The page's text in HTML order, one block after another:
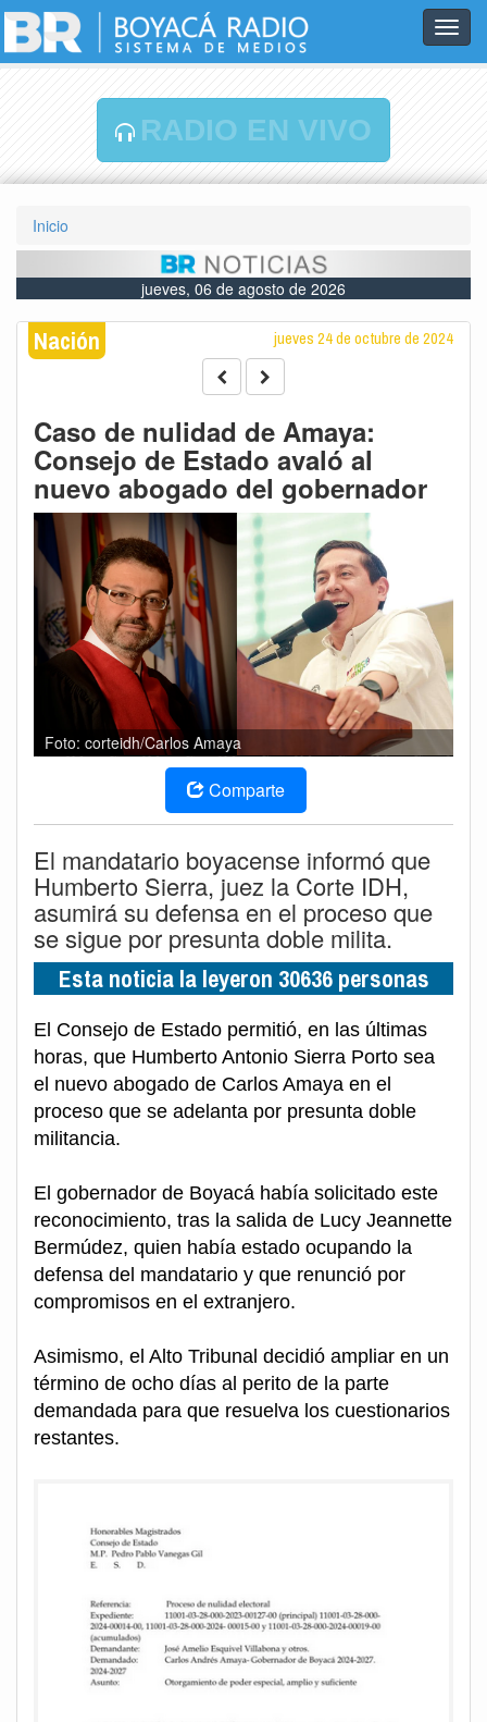
RADIO EN VIVO
Inicio
jueves, 06 de agosto de 2026
Nación jueves 24 de octubre de 2024
Caso de nulidad de Amaya:
Consejo de Estado avaló al
nuevo abogado del gobernador
Foto: corteidh/Carlos Amaya
Comparte
El mandatario boyacense informó que
Humberto Sierra, juez la Corte IDH,
asumirá su defensa en el proceso que
se sigue por presunta doble milita.
Esta noticia la leyeron 30636 personas
El Consejo de Estado permitió, en las últimas
horas, que Humberto Antonio Sierra Porto sea
el nuevo abogado de Carlos Amaya en el
proceso que se adelanta por presunta doble
militancia.
El gobernador de Boyacá había solicitado este
reconocimiento, tras la salida de Lucy Jeannette
Bermúdez, quien había estado ocupando la
defensa del mandatario y que renunció por
compromisos en el extranjero.
Asimismo, el Alto Tribunal decidió ampliar en un
término de ocho días al perito de la parte
demandada para que resuelva los cuestionarios
restantes.